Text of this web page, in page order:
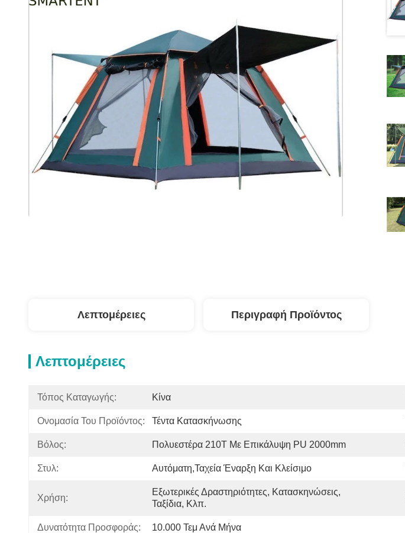
Λεπτομέρειες Περιγραφή Προϊόντος
Λεπτομέρειες
Τόπος Καταγωγής: Κίνα
Ονομασία Του Προϊόντος: Τέντα Κατασκήνωσης
Βόλος: Πολυεστέρα 210T Με Επικάλυψη PU 2000mm
Στυλ: Αυτόματη,ταχεία Έναρξη Και Κλείσιμο
Χρήση:
Εξωτερικές Δραστηριότητες, Κατασκηνώσεις,
Ταξίδια, Κλπ.
Δυνατότητα Προσφοράς: 10.000 Τεμ Ανά Μήνα